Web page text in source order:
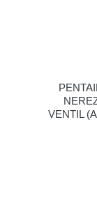
VENTIL